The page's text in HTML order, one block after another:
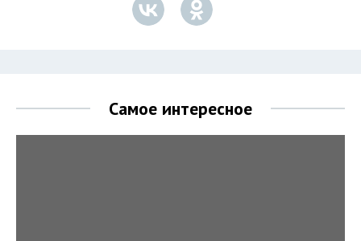
Самое интересное